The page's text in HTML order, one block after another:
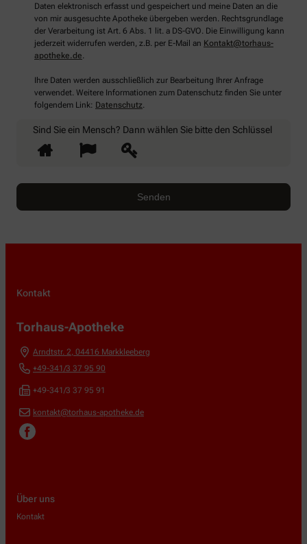
Daten elektronisch erfasst und gespeichert und meine Daten an die
von mir ausgesuchte Apotheke übergeben werden. Rechtsgrundlage
der Verarbeitung ist Art. 6 Abs. 1 lit. a DS-GVO. Die Einwilligung kann
jederzeit widerrufen werden, z.B. per E-Mail an Kontakt@torhaus-
apotheke.de.
Ihre Daten werden ausschließlich zur Bearbeitung Ihrer Anfrage
verwendet. Weitere Informationen zum Datenschutz finden Sie unter
folgendem Link: Datenschutz.
Sind Sie ein Mensch? Dann wählen Sie bitteden Schlüssel
Kontakt
Torhaus-Apotheke
Arndtstr. 2, 04416 Markkleeberg
+49-341/3 37 95 90
+49-341/3 37 95 91
kontakt@torhaus-apotheke.de
Über uns
Kontakt